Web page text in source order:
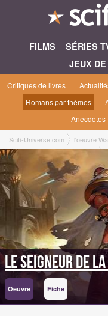
FILMS SÉRIES
JEUX
Critiques de livres
Romans par thèmes
Anecdotes
Scifi-Universe.com l'oeuvre
Le seigneur de la peste [2010]
Le seigneur de
Oeuvre Fiche